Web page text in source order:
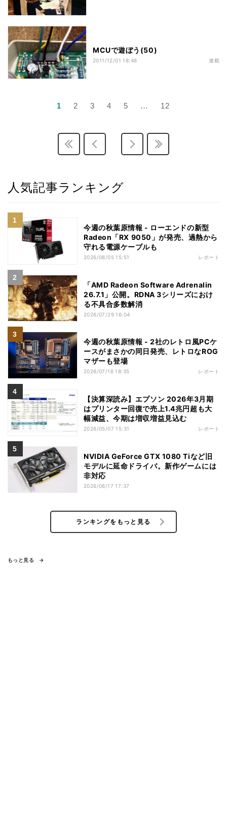
MCUで遊ぼう(50)
2011/12/01 18:48 連載
1 2 3 4 5 … 12
人気記事ランキング
今週の秋葉原情報 - ローエンドの新型
Radeon「RX 9050」が発売、過熱から
守れる電源ケーブルも
2026/08/05 15:51 レポート
「AMD Radeon Software Adrenalin
26.7.1」公開。RDNA 3シリーズにおけ
る不具合多数解消
2026/07/29 16:04
今週の秋葉原情報 - 2社のレトロ風PCケ
ースがまさかの同日発売、レトロなROG
マザーも登場
2026/07/16 18:35 レポート
【決算深読み】エプソン 2026年3月期
はプリンター回復で売上1.4兆円超も大
幅減益、今期は増収増益見込む
2026/05/07 15:31 レポート
NVIDIA GeForce GTX 1080 Tiなど旧
モデルに延命ドライバ。新作ゲームには
非対応
2026/06/17 17:37
ランキングをもっと見る
もっと見る